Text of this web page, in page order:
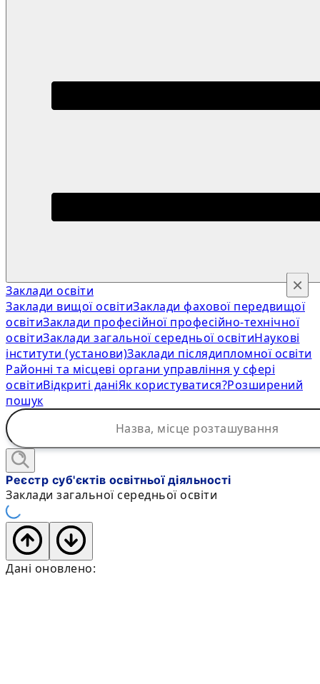
Заклади освіти
Заклади вищої освітиЗаклади фахової передвищої
освітиЗаклади професійної професійно-технічної
освітиЗаклади загальної середньої освітиНаукові
інститути (установи)Заклади післядипломної освіти
Районні та місцеві органи управління у сфері
освітиВідкриті даніЯк користуватися?Розширений
пошук
×
Реєстр суб'єктів освітньої діяльності
Заклади загальної середньої освіти
Дані оновлено: